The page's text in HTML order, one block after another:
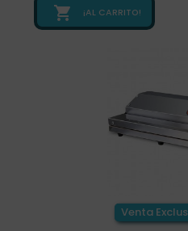
 ¡AL CARRITO!
Venta